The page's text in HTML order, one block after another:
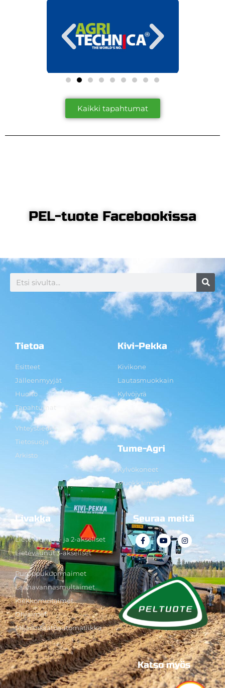
Kaikki tapahtumat
PEL-tuote Facebookissa
Tietoa
Esitteet
Jälleenmyyjät
Huolto
Tapahtumat
Yhteystiedot
Tietosuoja
Arkisto
Kivi-Pekka
Kivikone
Lautasmuokkain
Kylvöjyrä
Tume-Agri
Kylvökoneet
Muokkaimet
Livakka
Lietevaunut 1- ja 2-akseliset
Lietevaunut 3-akseliset
Pumppukuormaimet
Laahavannasmultaimet
Kiekkomultaimet
Ohjaimet
Määränsäätöautomatiikka
Seuraa meitä
Katso myös